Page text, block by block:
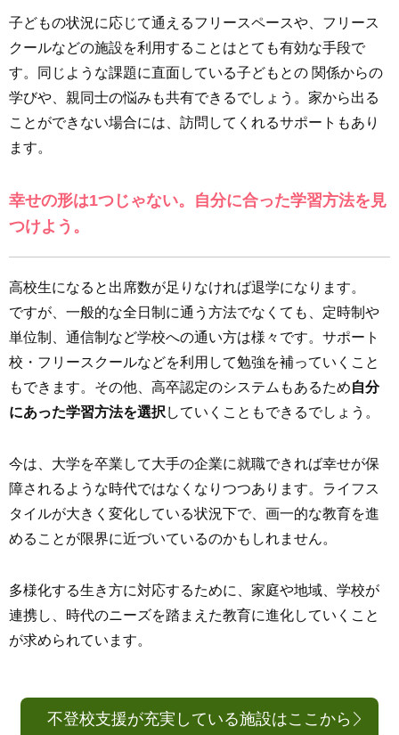
子どもの状況に応じて通えるフリースペースや、フリース
クールなどの施設を利用することはとても有効な手段で
す。同じような課題に直面している子どもとの 関係からの
学びや、親同士の悩みも共有できるでしょう。家から出る
ことができない場合には、訪問してくれるサポートもあり
ます。
幸せの形は1つじゃない。自分に合った学習方法を見
つけよう。
高校生になると出席数が足りなければ退学になります。
ですが、一般的な全日制に通う方法でなくても、定時制や
単位制、通信制など学校への通い方は様々です。サポート
校・フリースクールなどを利用して勉強を補っていくこと
もできます。その他、高卒認定のシステムもあるため自分
にあった学習方法を選択していくこともできるでしょう。
今は、大学を卒業して大手の企業に就職できれば幸せが保
障されるような時代ではなくなりつつあります。ライフス
タイルが大きく変化している状況下で、画一的な教育を進
めることが限界に近づいているのかもしれません。
多様化する生き方に対応するために、家庭や地域、学校が
連携し、時代のニーズを踏まえた教育に進化していくこと
が求められています。
不登校支援が充実している施設はここから